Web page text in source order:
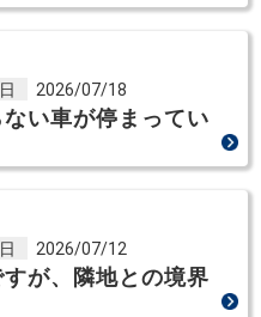
2026/07/18
い車が停まってい
2026/07/12
が、隣地との境界